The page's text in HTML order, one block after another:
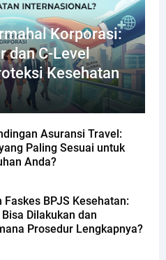
Korporasi:
dan C-Level
Kesehatan
Asuransi Travel:
Paling Sesuai untuk
Anda?
Faskes BPJS Kesehatan:
Dilakukan dan
Prosedur Lengkapnya?